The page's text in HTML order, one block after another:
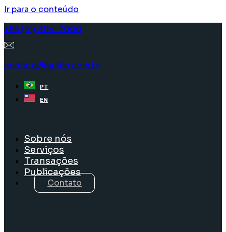
Ir para o conteúdo
+55 (41) 3114-7000
contato@grafin.com.br
PT
EN
Sobre nós
Serviços
Transações
Publicações
Contato